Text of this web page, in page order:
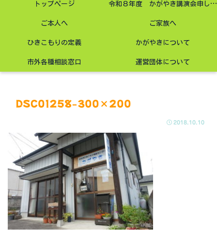
トップページ 令和８年度 かがやき講演会申し込みフォーム
ご本人へ ご家族へ
ひきこもりの定義 かがやきについて
市外各種相談窓口 運営団体について
DSC01258-300×200
2018.10.10